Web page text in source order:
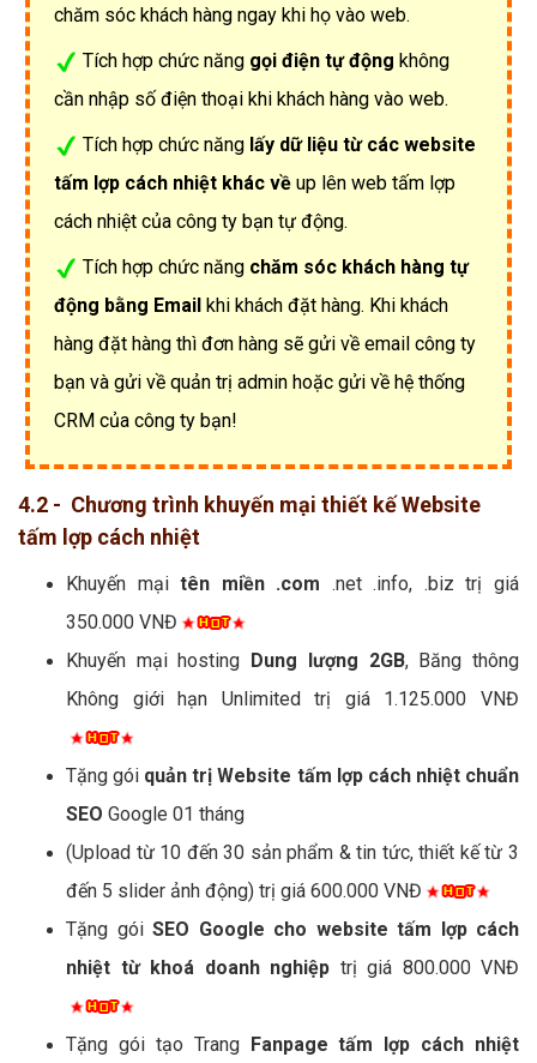
chăm sóc khách hàng ngay khi họ vào web.
Tích hợp chức năng gọi điện tự động không
cần nhập số điện thoại khi khách hàng vào web.
Tích hợp chức năng lấy dữ liệu từ các website
tấm lợp cách nhiệt khác về up lên web tấm lợp
cách nhiệt của công ty bạn tự động.
Tích hợp chức năng chăm sóc khách hàng tự
động bằng Email khi khách đặt hàng. Khi khách
hàng đặt hàng thì đơn hàng sẽ gửi về email công ty
bạn và gửi về quản trị admin hoặc gửi về hệ thống
CRM của công ty bạn!
4.2 - Chương trình khuyến mại thiết kế Website
tấm lợp cách nhiệt
Khuyến mạitên miền .com .net .info, .biz trị giá
350.000 VNĐ
Khuyến mại hosting Dung lượng 2GB, Băng thông
Không giới hạn Unlimited trị giá 1.125.000 VNĐ
Tặng gói quản trị Website tấm lợp cách nhiệt chuẩn
SEO Google 01 tháng
(Upload từ 10 đến 30 sản phẩm & tin tức, thiết kế từ 3
đến 5 slider ảnh động) trị giá 600.000 VNĐ
Tặng gói SEO Google cho website tấm lợp cách
nhiệt từ khoá doanh nghiệp trị giá 800.000 VNĐ
Tặng gói tạo Trang Fanpage tấm lợp cách nhiệt